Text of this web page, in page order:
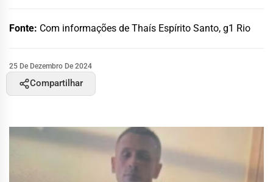
Fonte: Com informações de Thaís Espírito Santo, g1 Rio
25 De Dezembro De 2024
Compartilhar